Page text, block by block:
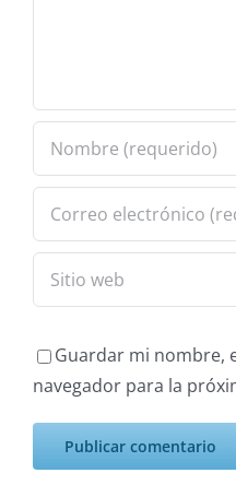
Guardar mi nombre,
navegador para la